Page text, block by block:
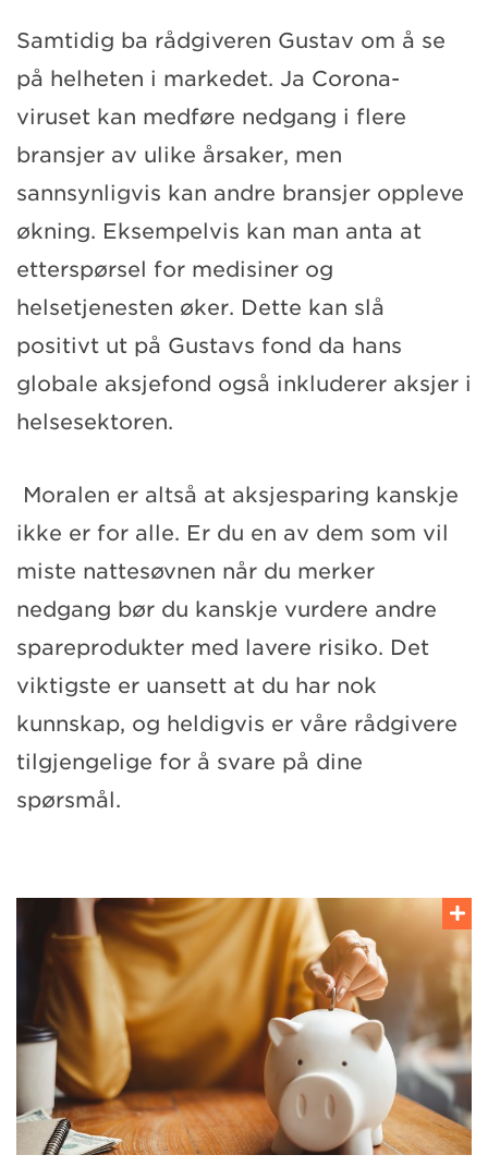
Samtidig ba rådgiveren Gustav om å se
på helheten i markedet. Ja Corona-
viruset kan medføre nedgang i flere
bransjer av ulike årsaker, men
sannsynligvis kan andre bransjer oppleve
økning. Eksempelvis kan man anta at
etterspørsel for medisiner og
helsetjenesten øker. Dette kan slå
positivt ut på Gustavs fond da hans
globale aksjefond også inkluderer aksjer i
helsesektoren.
Moralen er altså at aksjesparing kanskje
ikke er for alle. Er du en av dem som vil
miste nattesøvnen når du merker
nedgang bør du kanskje vurdere andre
spareprodukter med lavere risiko. Det
viktigste er uansett at du har nok
kunnskap, og heldigvis er våre rådgivere
tilgjengelige for å svare på dine
spørsmål.